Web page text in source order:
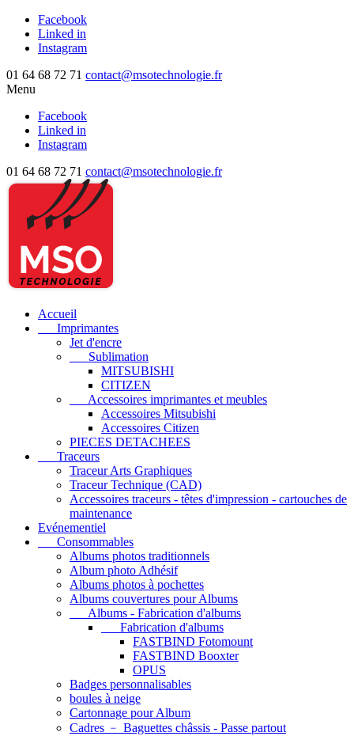
Facebook
Linked in
Instagram
01 64 68 72 71 contact@msotechnologie.fr
Menu
Facebook
Linked in
Instagram
01 64 68 72 71 contact@msotechnologie.fr
Accueil
Imprimantes
Jet d'encre
Sublimation
MITSUBISHI
CITIZEN
Accessoires imprimantes et meubles
Accessoires Mitsubishi
Accessoires Citizen
PIECES DETACHEES
Traceurs
Traceur Arts Graphiques
Traceur Technique (CAD)
Accessoires traceurs - têtes d'impression - cartouches de
maintenance
Evénementiel
Consommables
Albums photos traditionnels
Album photo Adhésif
Albums photos à pochettes
Albums couvertures pour Albums
Albums - Fabrication d'albums
Fabrication d'albums
FASTBIND Fotomount
FASTBIND Booxter
OPUS
Badges personnalisables
boules à neige
Cartonnage pour Album
Cadres ﹣ Baguettes châssis - Passe partout